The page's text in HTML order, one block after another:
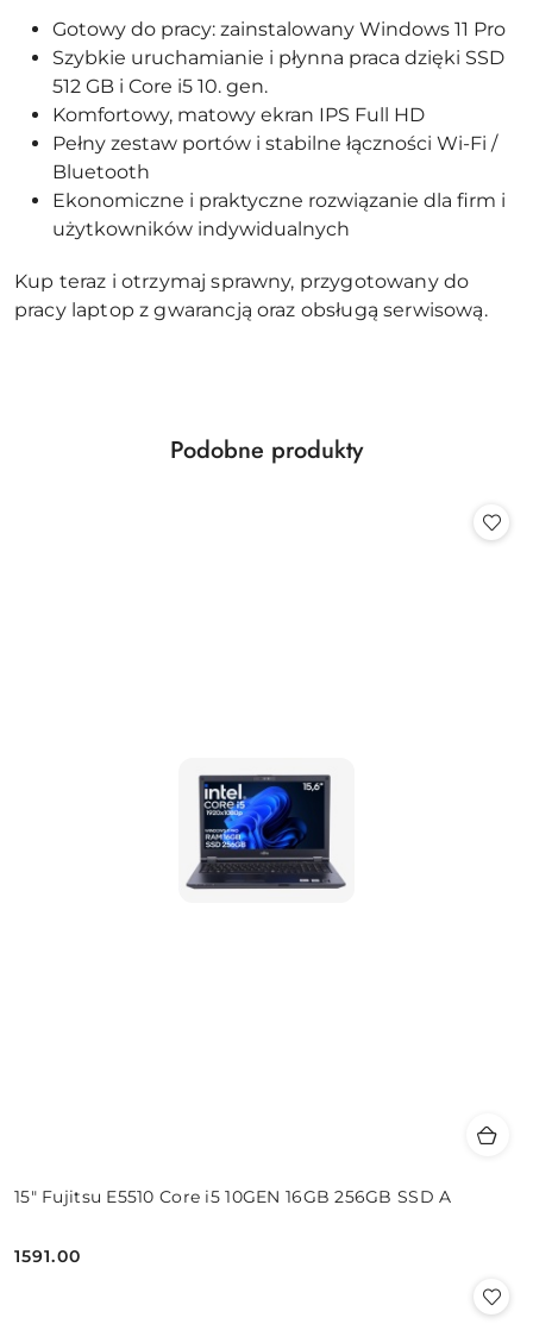
Gotowy do pracy: zainstalowany Windows 11 Pro
Szybkie uruchamianie i płynna praca dzięki SSD
512 GB i Core i5 10. gen.
Komfortowy, matowy ekran IPS Full HD
Pełny zestaw portów i stabilne łączności Wi-Fi /
Bluetooth
Ekonomiczne i praktyczne rozwiązanie dla firm i
użytkowników indywidualnych
Kup teraz i otrzymaj sprawny, przygotowany do
pracy laptop z gwarancją oraz obsługą serwisową.
Pomiń karuzelę produktów
Produkty
Podobne produkty
15" Fujitsu E5510 Core i5 10GEN 16GB 256GB SSD A
Cena:
1591.00